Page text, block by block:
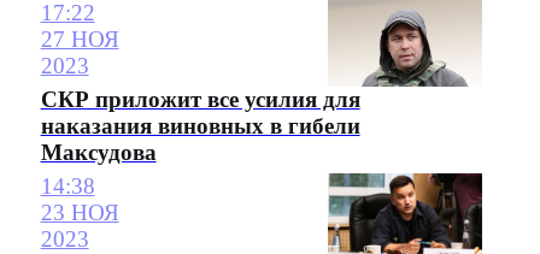
17:22
27 НОЯ
2023
СКР приложит все усилия для
наказания виновных в гибели
Максудова
14:38
23 НОЯ
2023